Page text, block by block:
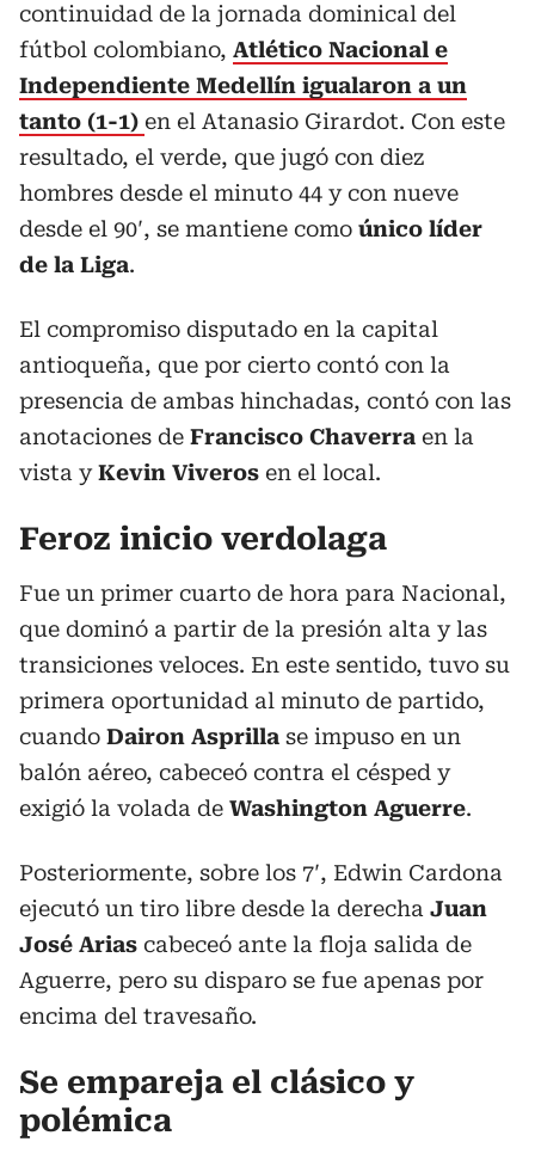
continuidad de la jornada dominical del
fútbol colombiano, Atlético Nacional e
Independiente Medellín igualaron a un
tanto (1-1) en el Atanasio Girardot. Con este
resultado, el verde, que jugó con diez
hombres desde el minuto 44 y con nueve
desde el 90′, se mantiene como único líder
de la Liga.
El compromiso disputado en la capital
antioqueña, que por cierto contó con la
presencia de ambas hinchadas, contó con las
anotaciones de Francisco Chaverra en la
vista yKevin Viveros en el local.
Feroz inicio verdolaga
Fue un primer cuarto de hora para Nacional,
que dominó a partir de la presión alta y las
transiciones veloces. En este sentido, tuvo su
primera oportunidad al minuto de partido,
cuando Dairon Asprilla se impuso en un
balón aéreo, cabeceó contra el césped y
exigió la volada de Washington Aguerre.
Posteriormente, sobre los 7′, Edwin Cardona
ejecutó un tiro libre desde la derecha Juan
José Arias cabeceó ante la floja salida de
Aguerre, pero su disparo se fue apenas por
encima del travesaño.
Se empareja el clásico y
polémica